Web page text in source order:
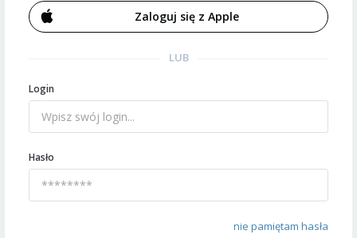
Zaloguj się z Apple
LUB
Login
Hasło
nie pamiętam hasła